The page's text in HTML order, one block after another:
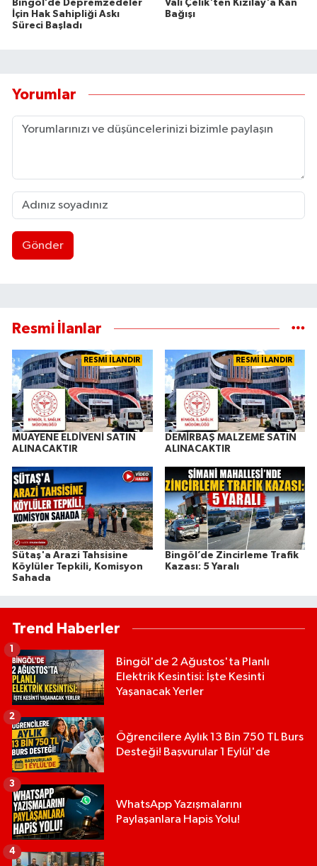
Bingöl’de Depremzedeler
İçin Hak Sahipliği Askı
Süreci Başladı
Vali Çelik'ten Kızılay'a Kan
Bağışı
Yorumlar
Gönder
Resmi İlanlar
RESMİ İLANDIR
MUAYENE ELDİVENİ SATIN
ALINACAKTIR
RESMİ İLANDIR
DEMİRBAŞ MALZEME SATIN
ALINACAKTIR
Sütaş'a Arazi Tahsisine
Köylüler Tepkili, Komisyon
Sahada
Bingöl’de Zincirleme Trafik
Kazası: 5 Yaralı
Trend Haberler
Bingöl'de 2 Ağustos'ta Planlı
Elektrik Kesintisi: İşte Kesinti
Yaşanacak Yerler
1
Öğrencilere Aylık 13 Bin 750 TL Burs
Desteği! Başvurular 1 Eylül'de
2
WhatsApp Yazışmalarını
Paylaşanlara Hapis Yolu!
3
4